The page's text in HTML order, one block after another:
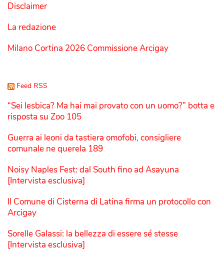
Disclaimer
La redazione
Milano Cortina 2026 Commissione Arcigay
Feed RSS
“Sei lesbica? Ma hai mai provato con un uomo?” botta e
risposta su Zoo 105
Guerra ai leoni da tastiera omofobi, consigliere
comunale ne querela 189
Noisy Naples Fest: dal South fino ad Asayuna
[Intervista esclusiva]
Il Comune di Cisterna di Latina firma un protocollo con
Arcigay
Sorelle Galassi: la bellezza di essere sé stesse
[Intervista esclusiva]